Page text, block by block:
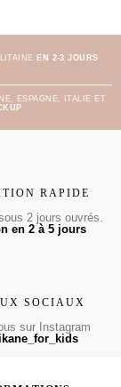
EN 2-3 JOURS
ESPAGNE, ITALIE ET
RAPIDE
2 jours ouvrés.
en 2 à 5 jours
SOCIAUX
sur Instagram